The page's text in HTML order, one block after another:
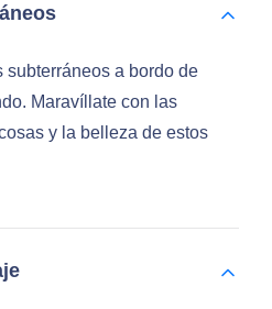
subterráneos a bordo de
Maravíllate con las
y la belleza de estos